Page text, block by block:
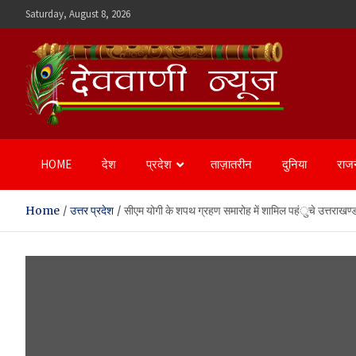
to
content
Saturday, August 8, 2026
Devvani News Portal
HOME देश प्रदेश ताज़ातरीन दुनिया
Home उत्तर प्रदेश सीएम योगी के शपथ ग्रहण समारोह में शामिल पहंुचे